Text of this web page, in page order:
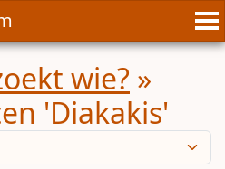
wie? »
'Diakakis'